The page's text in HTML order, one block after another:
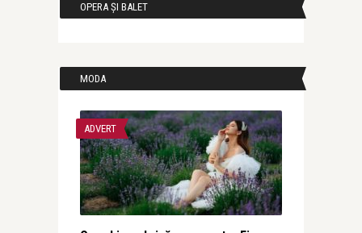
OPERA ȘI BALET
MODA
ADVERT